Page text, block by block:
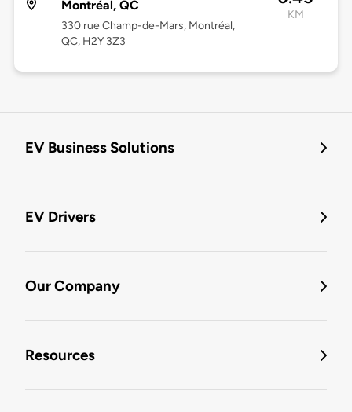
Montréal, QC
330 rue Champ-de-Mars, Montréal,
QC, H2Y 3Z3
KM
EV Business Solutions
EV Drivers
Our Company
Resources